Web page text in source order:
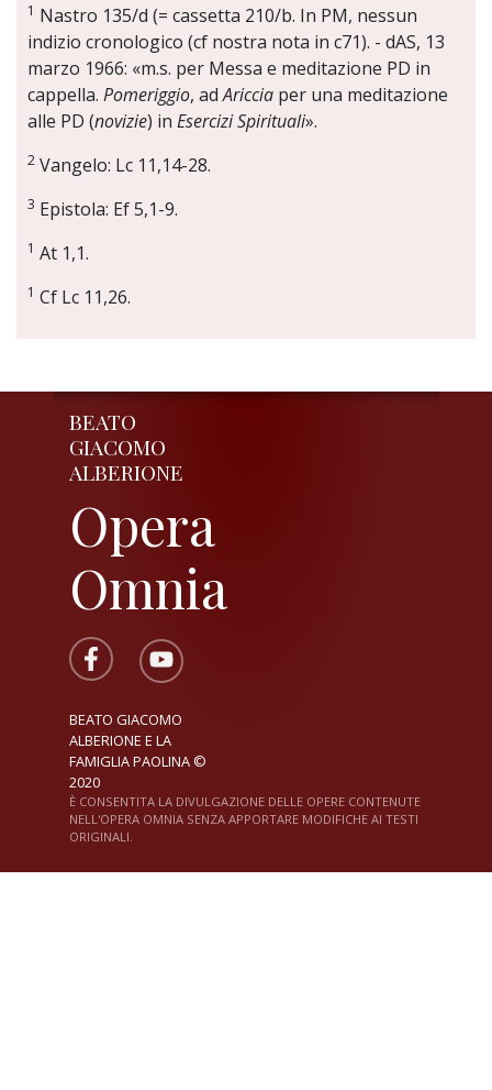
1 Nastro 135/d (= cassetta 210/b. In PM, nessun
indizio cronologico (cf nostra nota in c71). - dAS, 13
marzo 1966: «m.s. per Messa e meditazione PD in
cappella. Pomeriggio, adAriccia per una meditazione
alle PD (novizie) in Esercizi Spirituali».
2 Vangelo: Lc 11,14-28.
3 Epistola: Ef 5,1-9.
1 At 1,1.
1 Cf Lc 11,26.
BEATO
GIACOMO
ALBERIONE
Opera
Omnia
BEATO GIACOMO
ALBERIONE E LA
FAMIGLIA PAOLINA ©
2020
È CONSENTITA LA DIVULGAZIONE DELLE OPERE CONTENUTE
NELL'OPERA OMNIA SENZA APPORTARE MODIFICHE AI TESTI
ORIGINALI.